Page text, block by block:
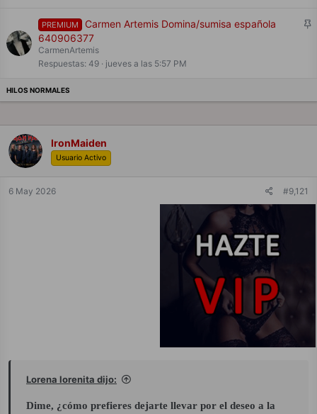
oF
PREMIUM
Carmen Artemis Domina/sumisa española
640906377
CarmenArtemis
Respuestas 49 jueves a las 5:57 PM
IronMaiden
Usuario Activo
6 May 2026 #9,121
Lorena lorenita dijo:
Dime, ¿cómo prefieres dejarte llevar por el deseo a la